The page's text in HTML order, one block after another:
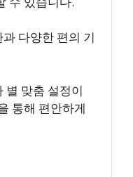
다양한 편의 기
별 맞춤 설정이
통해 편안하게